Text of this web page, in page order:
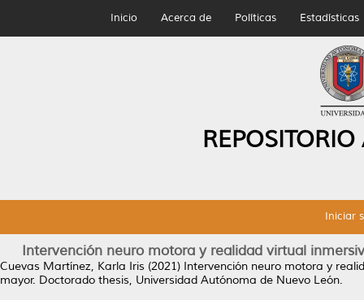
Inicio Acerca de Políticas Estadísticas
Iniciar
Intervención neuro motora y realidad virtual
Cuevas Martínez, Karla Iris (2021) Intervención neuro motora y
mayor. Doctorado thesis, Universidad Autónoma de Nuevo León.